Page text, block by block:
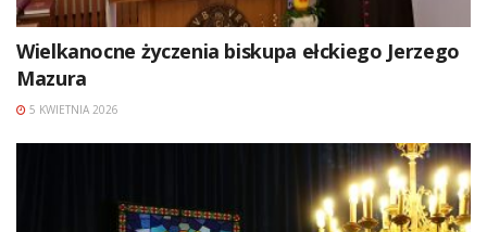
Wielkanocne życzenia biskupa ełckiego Jerzego
Mazura
5 KWIETNIA 2026